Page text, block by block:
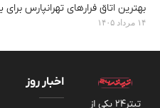
بهترین اتاق فرارهای تهرانپارس
۱۴ مرداد ۱۴۰۵
تیتر24 یکی از
اخبار روز